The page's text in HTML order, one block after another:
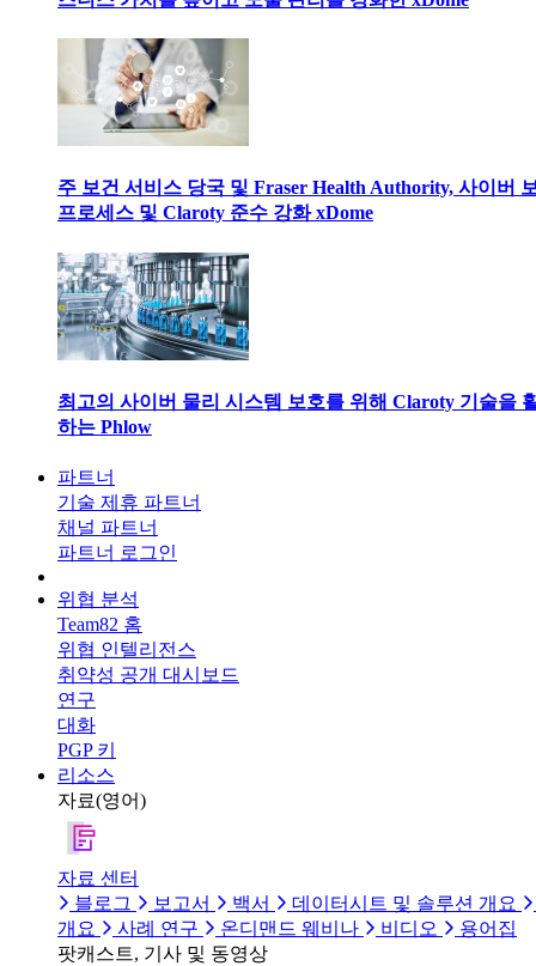
주 보건 서비스 당국 및 Fraser Health Authority, 사이버
프로세스 및 Claroty 준수 강화 xDome
최고의 사이버 물리 시스템 보호를 위해 Claroty 기술을
하는 Phlow
파트너
기술 제휴 파트너
채널 파트너
파트너 로그인
위협 분석
Team82 홈
위협 인텔리전스
취약성 공개 대시보드
연구
대화
PGP 키
리소스
자료(영어)
자료 센터
블로그
보고서 백서
데이터시트 및 솔루션 개요
개요
사례 연구 온디맨드 웨비나 비디오
용어집
팟캐스트, 기사 및 동영상